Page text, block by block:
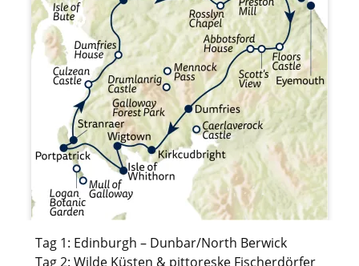
Tag 1: Edinburgh – Dunbar/North Berwick
Tag 2: Wilde Küsten & pittoreske Fischerdörfer